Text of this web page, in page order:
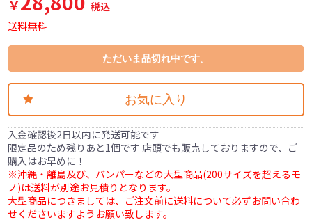
￥
税込
送料無料
ただいま品切れ中です。
お気に入り
入金確認後2日以内に発送可能です
限定品のため残りあと1個です 店頭でも販売しておりますので、ご
購入はお早めに！
※沖縄・離島及び、バンパーなどの大型商品(200サイズを超えるモ
ノ)は送料が別途お見積りとなります。
大型商品につきましては、ご注文前に送料について必ずお問い合わ
せくださいますようお願い致します。